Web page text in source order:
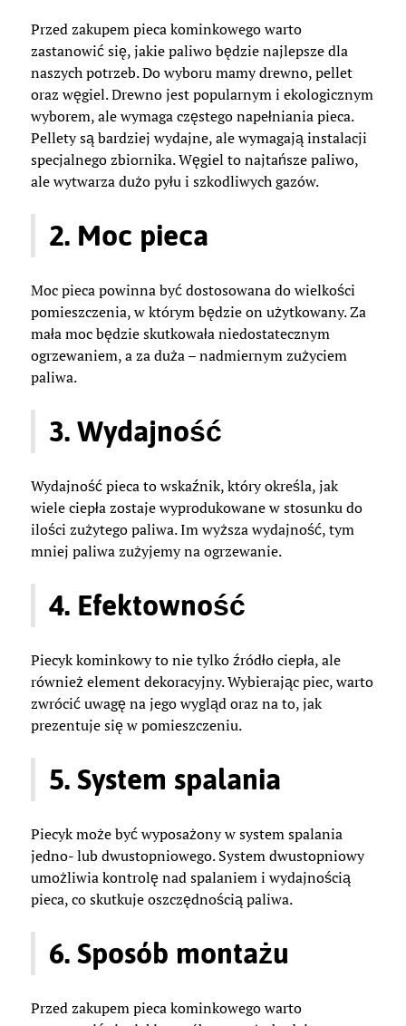
Przed zakupem pieca kominkowego warto
zastanowić się, jakie paliwo będzie najlepsze dla
naszych potrzeb. Do wyboru mamy drewno, pellet
oraz węgiel. Drewno jest popularnym i ekologicznym
wyborem, ale wymaga częstego napełniania pieca.
Pellety są bardziej wydajne, ale wymagają instalacji
specjalnego zbiornika. Węgiel to najtańsze paliwo,
ale wytwarza dużo pyłu i szkodliwych gazów.
2. Moc pieca
Moc pieca powinna być dostosowana do wielkości
pomieszczenia, w którym będzie on użytkowany. Za
mała moc będzie skutkowała niedostatecznym
ogrzewaniem, a za duża – nadmiernym zużyciem
paliwa.
3. Wydajność
Wydajność pieca to wskaźnik, który określa, jak
wiele ciepła zostaje wyprodukowane w stosunku do
ilości zużytego paliwa. Im wyższa wydajność, tym
mniej paliwa zużyjemy na ogrzewanie.
4. Efektowność
Piecyk kominkowy to nie tylko źródło ciepła, ale
również element dekoracyjny. Wybierając piec, warto
zwrócić uwagę na jego wygląd oraz na to, jak
prezentuje się w pomieszczeniu.
5. System spalania
Piecyk może być wyposażony w system spalania
jedno- lub dwustopniowego. System dwustopniowy
umożliwia kontrolę nad spalaniem i wydajnością
pieca, co skutkuje oszczędnością paliwa.
6. Sposób montażu
Przed zakupem pieca kominkowego warto